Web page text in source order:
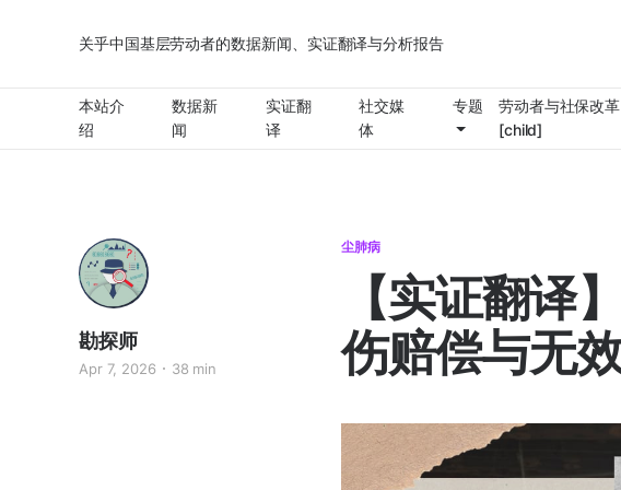
关乎中国基层劳动者的数据新闻、实证翻译与分析报告
本站介
绍
数据新
闻
实证翻
译
社交媒
体
专题
劳动者与社保改革
[child]
尘肺病
【实证翻译
伤赔偿与无
勘探师
Apr 7, 2026 38 min